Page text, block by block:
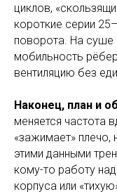
циклов,
короткие серии
поворота. На суше
мобильность
вентиляцию без
Наконец, план и
меняется частота
«зажимает» плечо,
этими данными
кому-то работу
корпуса или